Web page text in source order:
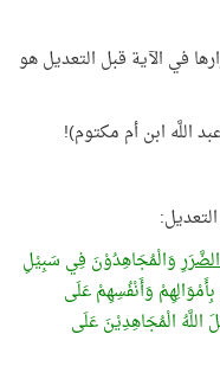
تكرارها في الآية قبل التعديل هو
اللَّه ابن أم مكتوم)!
وَالْمُجَاهِدُوْنَ فِي سَبِيْلِ
وَأَنْفُسِهِمْ عَلَى
الْمُجَاهِدِيْنَ عَلَى